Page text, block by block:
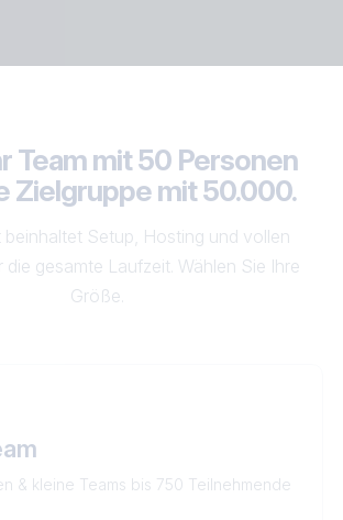
Team mit 50 Personen
Zielgruppe mit 50.000.
beinhaltet Setup, Hosting und vollen
die gesamte Laufzeit. Wählen Sie Ihre
Größe.
& kleine Teams bis 750 Teilnehmende